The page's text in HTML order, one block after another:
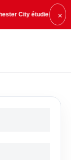
Enzo Fernández
×